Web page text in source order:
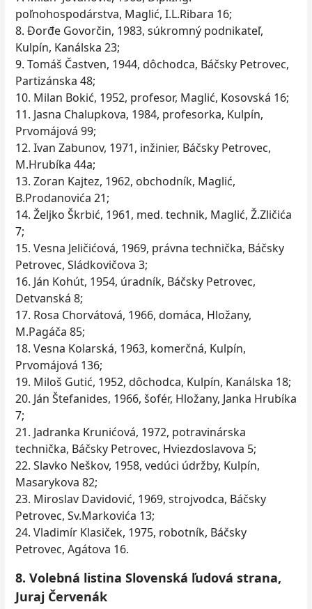
poľnohospodárstva, Maglić, I.L.Ribara 16;
8. Đorđe Govorčin, 1983, súkromný podnikateľ,
Kulpín, Kanálska 23;
9. Tomáš Častven, 1944, dôchodca, Báčsky Petrovec,
Partizánska 48;
10. Milan Bokić, 1952, profesor, Maglić, Kosovská 16;
11. Jasna Chalupkova, 1984, profesorka, Kulpín,
Prvomájová 99;
12. Ivan Zabunov, 1971, inžinier, Báčsky Petrovec,
M.Hrubíka 44a;
13. Zoran Kajtez, 1962, obchodník, Maglić,
B.Prodanovića 21;
14. Željko Škrbić, 1961, med. technik, Maglić, Ž.Zličića
7;
15. Vesna Jeličićová, 1969, právna technička, Báčsky
Petrovec, Sládkovičova 3;
16. Ján Kohút, 1954, úradník, Báčsky Petrovec,
Detvanská 8;
17. Rosa Chorvátová, 1966, domáca, Hložany,
M.Pagáča 85;
18. Vesna Kolarská, 1963, komerčná, Kulpín,
Prvomájová 136;
19. Miloš Gutić, 1952, dôchodca, Kulpín, Kanálska 18;
20. Ján Štefanides, 1966, šofér, Hložany, Janka Hrubíka
7;
21. Jadranka Krunićová, 1972, potravinárska
technička, Báčsky Petrovec, Hviezdoslavova 5;
22. Slavko Neškov, 1958, vedúci údržby, Kulpín,
Masarykova 82;
23. Miroslav Davidović, 1969, strojvodca, Báčsky
Petrovec, Sv.Markovića 13;
24. Vladimír Klasiček, 1975, robotník, Báčsky
Petrovec, Agátova 16.
8. Volebná listina Slovenská ľudová strana,
Juraj Červenák